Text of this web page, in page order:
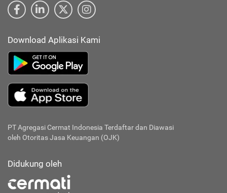
Download Aplikasi Kami
PT Agregasi Cermat Indonesia Terdaftar dan Diawasi
oleh Otoritas Jasa Keuangan (OJK)
Didukung oleh